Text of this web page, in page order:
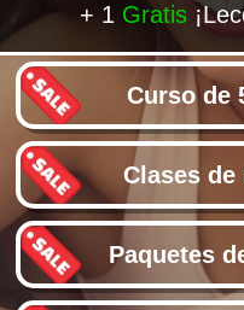
+ 1 Gratis
Curso de
Clases de
Paquetes